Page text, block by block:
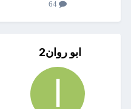
ابو روان2